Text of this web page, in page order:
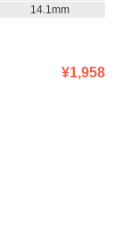
14.1mm
¥1,958